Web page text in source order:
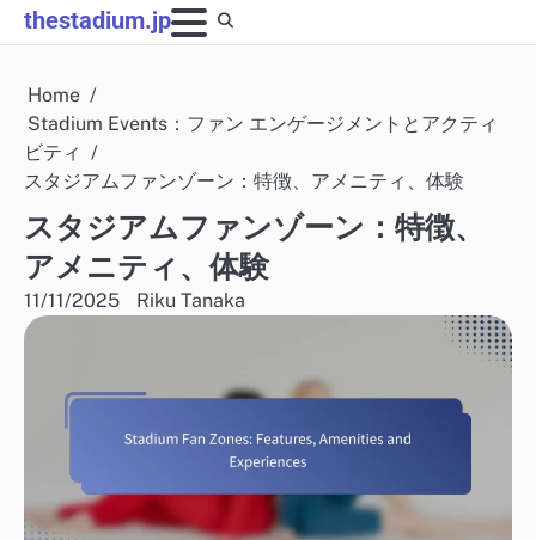
Skip
to
thestadium.jp
Home
Stadium Events：ファン エンゲージメントとアクティ
ビティ
スタジアムファンゾーン：特徴、アメニティ、体験
スタジアムファンゾーン：特徴、
アメニティ、体験
11/11/2025 Riku Tanaka